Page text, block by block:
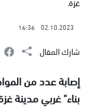
02.10.2023
16:36
شارك المقال
إصابة عدد من
بناء" غربي مدينة